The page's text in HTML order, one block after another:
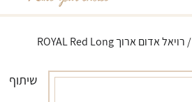
/ רויאל אדום ארוך ROYAL Red Long
שיתוף